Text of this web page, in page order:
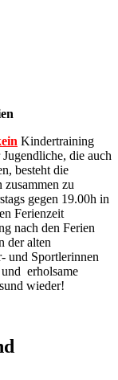
Kindertraining
die auch
besteht die
zu
gegen 19.00h in
Ferienzeit
nach den Ferien
der alten
und Sportlerinnen
erholsame
wieder!